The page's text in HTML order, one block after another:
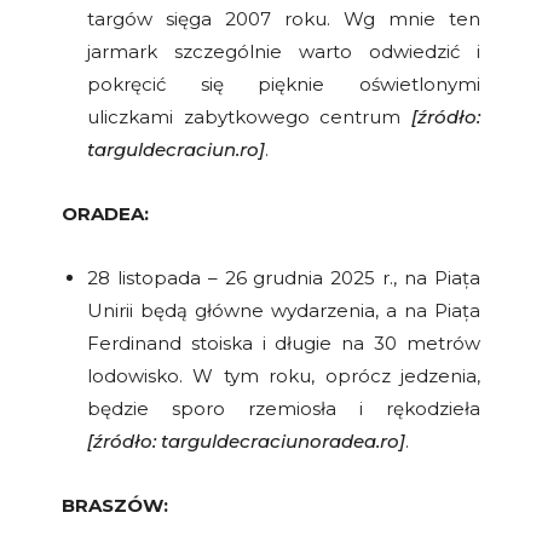
targów sięga 2007 roku. Wg mnie ten
jarmark szczególnie warto odwiedzić i
pokręcić się pięknie oświetlonymi
uliczkami zabytkowego centrum[źródło:
targuldecraciun.ro].
ORADEA:
28 listopada – 26 grudnia 2025 r., na Piața
Unirii będą główne wydarzenia, a na Piața
Ferdinand stoiska i długie na 30 metrów
lodowisko. W tym roku, oprócz jedzenia,
będzie sporo rzemiosła i rękodzieła
[źródło: targuldecraciunoradea.ro].
BRASZÓW: